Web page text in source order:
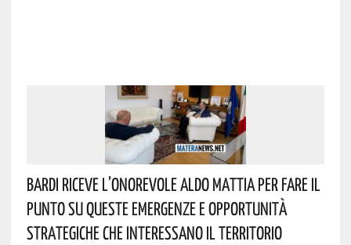
Bardi Riceve L’onorevole Aldo Mattia Per Fare Il
Punto Su Queste Emergenze E Opportunità
Strategiche Che Interessano Il Territorio